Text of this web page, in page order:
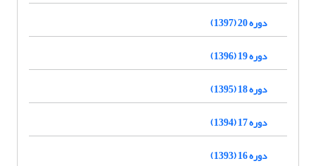
دوره 20 (1397)
دوره 19 (1396)
دوره 18 (1395)
دوره 17 (1394)
دوره 16 (1393)